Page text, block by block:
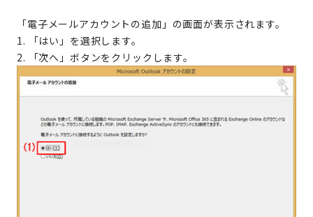
「電子メールアカウントの追加」の画面が表示されます。
1. 「はい」を選択します。
2. 「次へ」ボタンをクリックします。